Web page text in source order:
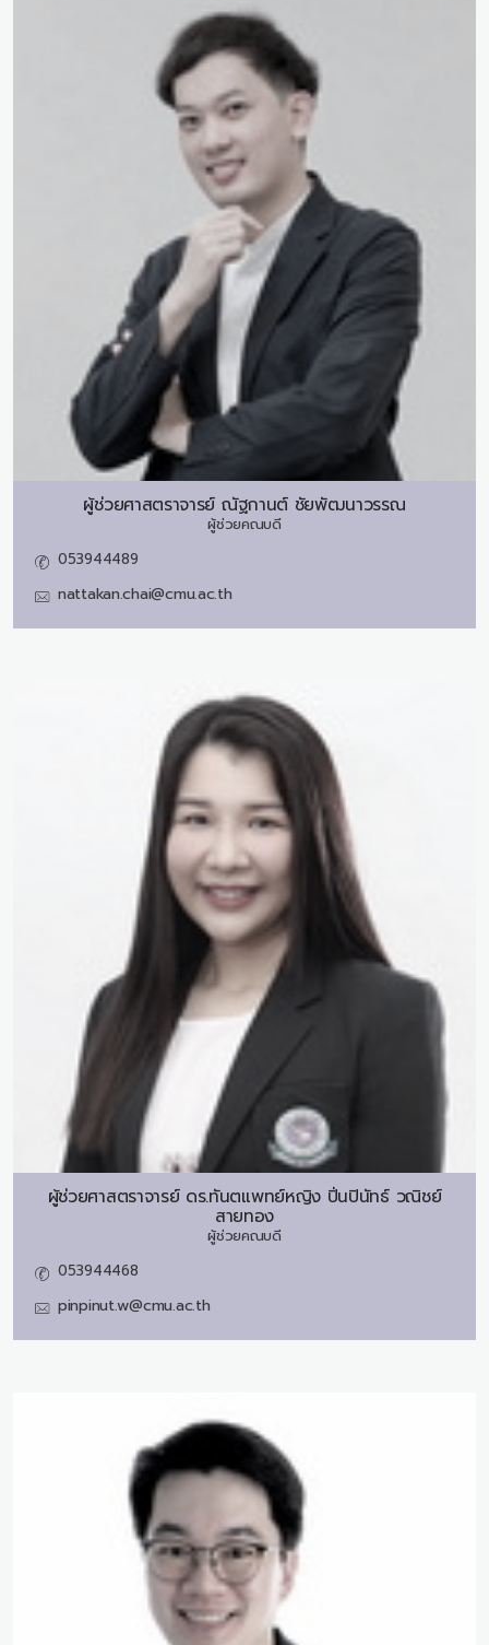
ผู้ช่วยศาสตราจารย์ ณัฐกานต์ ชัยพัฒนาวรรณ
ผู้ช่วยคณบดี
053944489
nattakan.chai@cmu.ac.th
ผู้ช่วยศาสตราจารย์ ดร.ทันตแพทย์หญิง ปิ่นปินัทธ์ วณิชย์
สายทอง
ผู้ช่วยคณบดี
053944468
pinpinut.w@cmu.ac.th